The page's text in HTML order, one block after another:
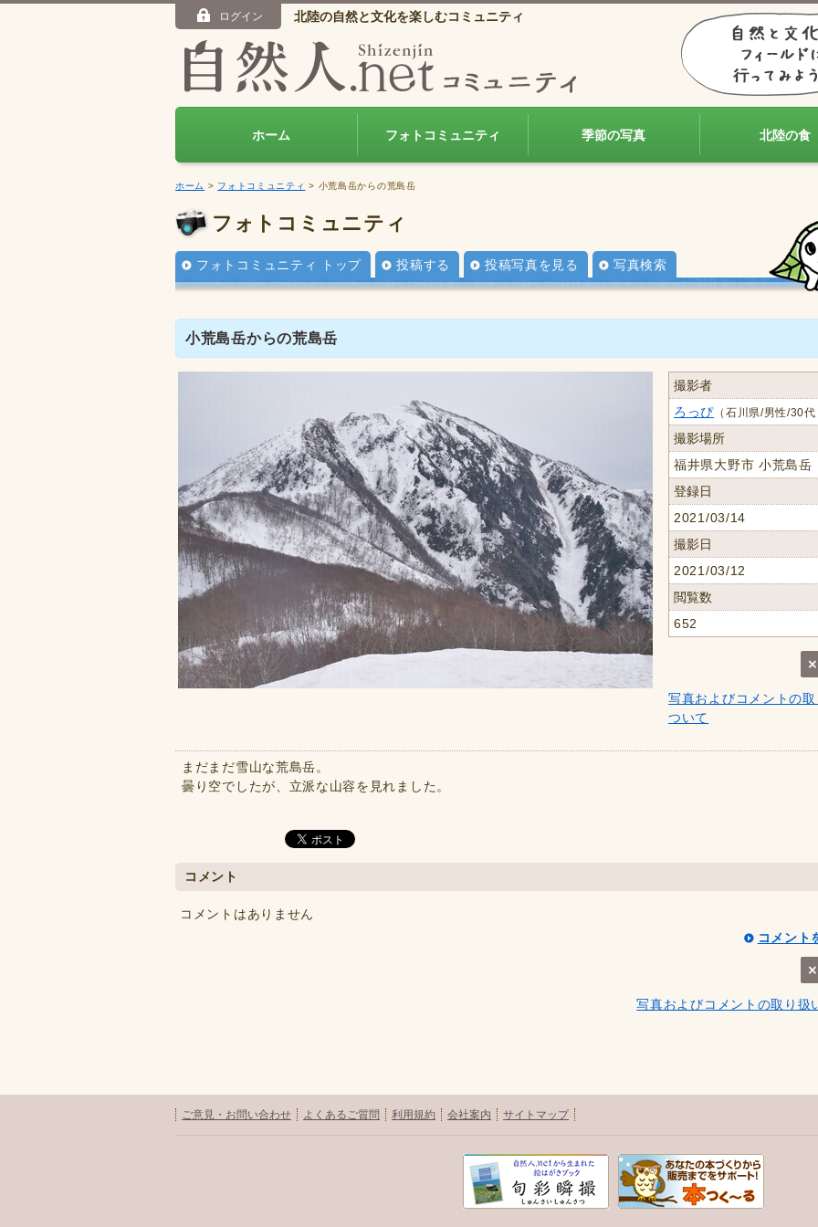
ログイン 北陸の自然と文化を楽しむコミュニティ
ホーム フォトコミュニティ 季節の写真 北陸の食
ホーム > フォトコミュニティ > 小荒島岳からの荒島岳
フォトコミュニティ
フォトコミュニティ トップ 投稿する 投稿写真を見る 写真検索
小荒島岳からの荒島岳
撮影者
ろっぴ （石川県/男性/30代
撮影場所
福井県大野市 小荒島岳
登録日
2021/03/14
撮影日
2021/03/12
閲覧数
652
写真およびコメントの取
ついて
まだまだ雪山な荒島岳。
曇り空でしたが、立派な山容を見れました。
コメント
コメントはありません
コメント
写真およびコメントの取り扱
ご意見・お問い合わせ よくあるご質問 利用規約 会社案内 サイトマップ